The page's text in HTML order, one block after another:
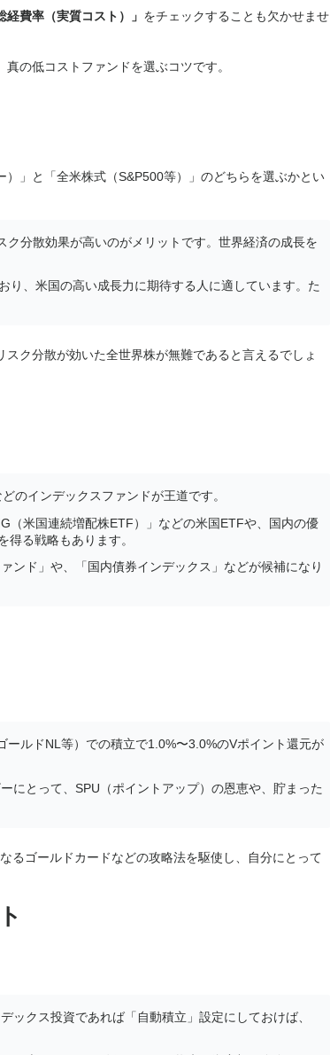
経費率（実質コスト）」 をチェックすることも欠かせませ
の低コストファンドを選ぶコツです。
」と「全米株式（S&P500等）」のどちらを選ぶかとい
分散効果が高いのがメリットです。世界経済の成長を
、米国の高い成長力に期待する人に適しています。た
ク分散が効いた全世界株が無難であると言えるでしょ
のインデックスファンドが王道です。
（米国連続増配株ETF）」などの米国ETFや、国内の優
る戦略もあります。
ンド」や、「国内債券インデックス」などが候補になり
ルドNL等）での積立で1.0%〜3.0%のVポイント還元が
にとって、SPU（ポイントアップ）の恩恵や、貯まった
るゴールドカードなどの攻略法を駆使し、自分にとって
クス投資であれば「自動積立」設定にしておけば、